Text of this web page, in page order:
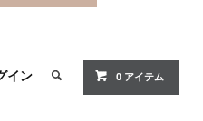
イン 0 アイテム